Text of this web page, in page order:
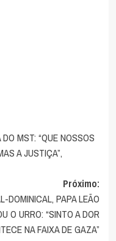
MST: “QUE NOSSOS
A JUSTIÇA”,
Próximo:
DOMINICAL, PAPA LEÃO
O URRO: “SINTO A DOR
NA FAIXA DE GAZA”